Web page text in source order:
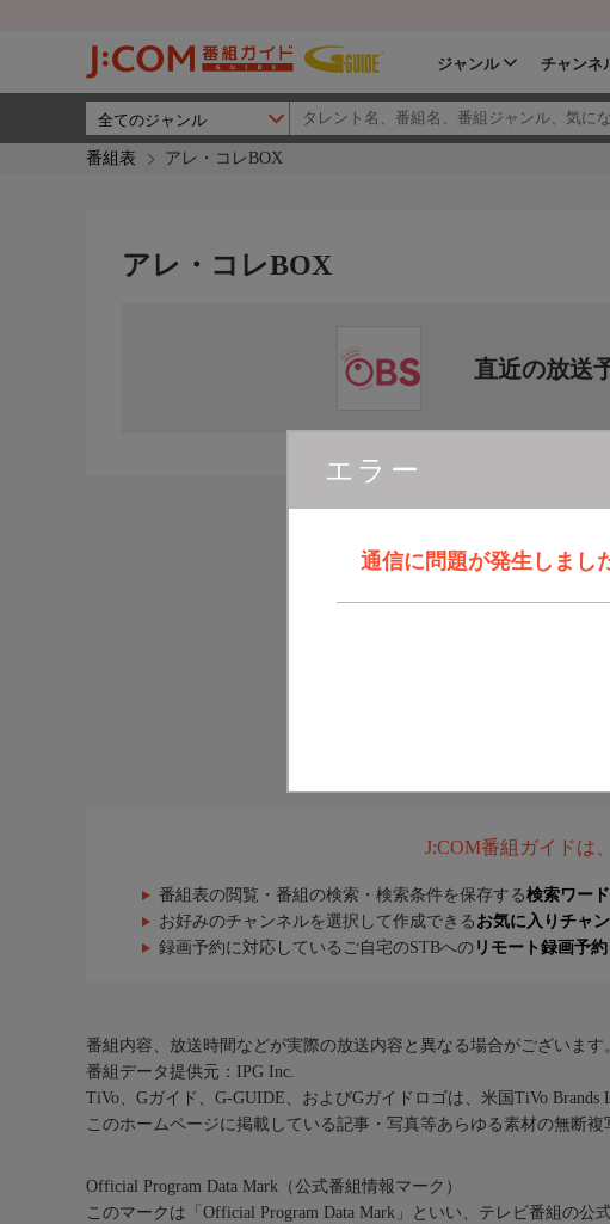
ジャンル チャンネ
番組表 アレ・コレBOX
エラー
通信に問題が発生しまし
アレ・コレBOX
直近の放送
J:COM番組ガイドは
番組表の閲覧・番組の検索・検索条件を保存する検索ワー
お好みのチャンネルを選択して作成できる お気に入りチャ
録画予約に対応しているご自宅のSTBへの リモート録画予約
番組内容、放送時間などが実際の放送内容と異なる場合がございます
番組データ提供元：IPG Inc.
TiVo、Gガイド、G-GUIDE、およびGガイドロゴは、米国TiVo
このホームページに掲載している記事・写真等あらゆる素材の無断複
Official Program Data Mark（公式番組情報マーク）
このマークは「Official Program Data Mark」といい、テレビ番組の公